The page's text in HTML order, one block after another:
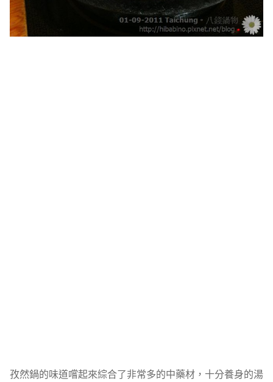
孜然鍋的味道嚐起來綜合了非常多的中藥材，十分養身的湯